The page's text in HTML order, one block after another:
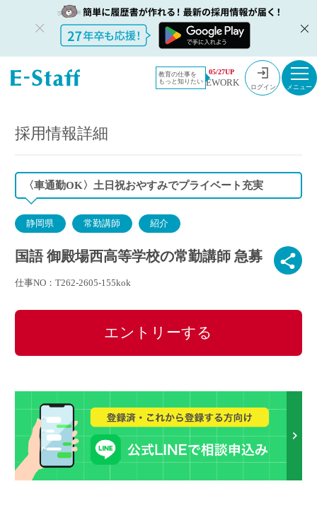
教育の仕事を
もっと知りたい
05/27UP
EWORK ログイン
教員採用情
報のイー・
採用情報
国語 御殿場西高等学校の常勤講師 急募
採用情報詳細
〈車通勤OK〉土日祝おやすみでプライベート充実
静岡県 常勤講師 紹介
国語 御殿場西高等学校の常勤講師 急募
仕事NO：T262-2605-155kok
エントリーする